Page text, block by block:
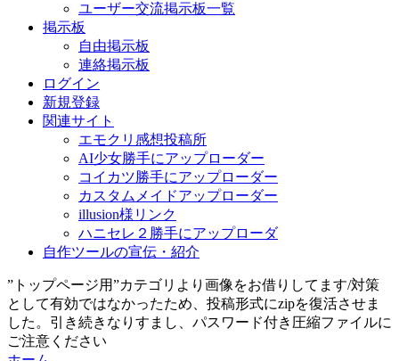
ユーザー交流掲示板一覧
掲示板
自由掲示板
連絡掲示板
ログイン
新規登録
関連サイト
エモクリ感想投稿所
AI少女勝手にアップローダー
コイカツ勝手にアップローダー
カスタムメイドアップローダー
illusion様リンク
ハニセレ２勝手にアップローダ
自作ツールの宣伝・紹介
”トップページ用”カテゴリより画像をお借りしてます/対策
として有効ではなかったため、投稿形式にzipを復活させま
した。引き続きなりすまし、パスワード付き圧縮ファイルに
ご注意ください